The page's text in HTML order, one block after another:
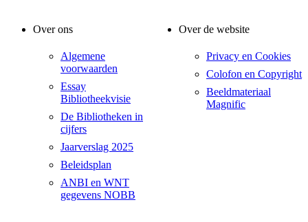
Over ons
Algemene
voorwaarden
Essay
Bibliotheekvisie
De Bibliotheken in
cijfers
Jaarverslag 2025
Beleidsplan
ANBI en WNT
gegevens NOBB
Over de website
Privacy en Cookies
Colofon en Copyright
Beeldmateriaal
Magnific